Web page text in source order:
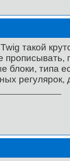
такой
прописывать,
блоки, типа